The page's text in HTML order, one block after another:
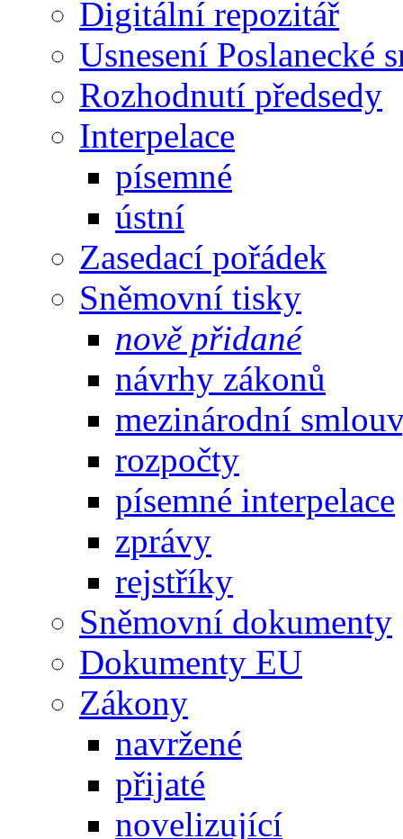
Digitální repozitář
Usnesení Poslanecké
Rozhodnutí předsedy
Interpelace
písemné
ústní
Zasedací pořádek
Sněmovní tisky
nově přidané
návrhy zákonů
mezinárodní
rozpočty
písemné interpelace
zprávy
rejstříky
Sněmovní dokumenty
Dokumenty EU
Zákony
navržené
přijaté
novelizující